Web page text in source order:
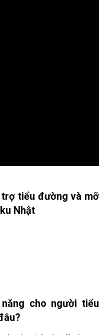
trợ tiểu đường và mỡ
Nhật
cho người tiểu